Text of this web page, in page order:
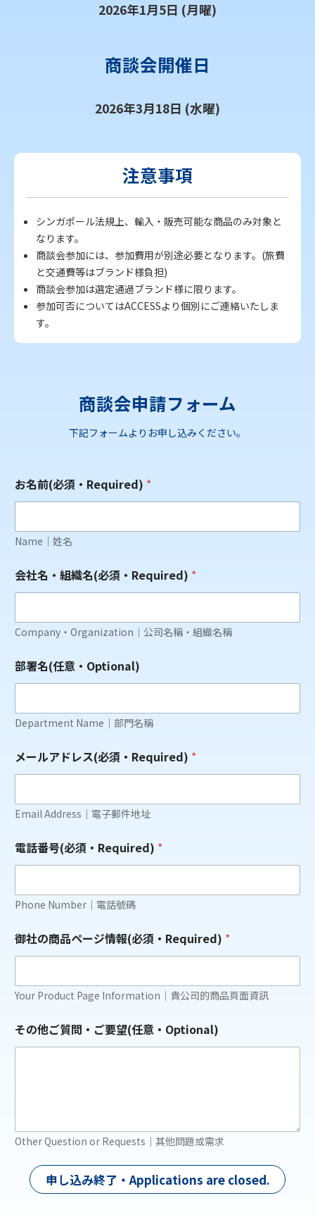
2026年1月5日 (月曜)
商談会開催日
2026年3月18日 (水曜)
注意事項
シンガポール法規上、輸入・販売可能な商品のみ対象と
なります。
商談会参加には、参加費用が別途必要となります。(旅費
と交通費等はブランド様負担)
商談会参加は選定通過ブランド様に限ります。
参加可否についてはACCESSより個別にご連絡いたしま
す。
商談会申請フォーム
下記フォームよりお申し込みください。
お名前(必須・Required) *
Name｜姓名
会社名・組織名(必須・Required) *
Company・Organization｜公司名稱・組織名稱
部署名(任意・Optional)
Department Name｜部門名稱
話
番
(
必
・
R
e
u
i
e
d
)
社
名
組
織
名
e
q
メールアドレス(必須・Required) *
Email Address｜電子郵件地址
電話番号(必須・Required) *
Phone Number｜電話號碼
御社の商品ページ情報(必須・Required) *
Your Product Page Information｜貴公司的商品頁面資訊
その他ご質問・ご要望(任意・Optional)
Other Question or Requests｜其他問題或需求
申し込み終了・Applications are closed.